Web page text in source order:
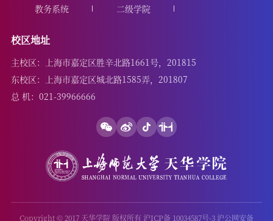
教务系统
二级学院
校区地址
主校区：上海市嘉定区胜辛北路1661号，201815
东校区：上海市嘉定区城北路1585弄，201807
总 机：021-39966666
Copyright © 2017 天华学院 版权所有 沪ICP备 10034587号-3 沪公网安备